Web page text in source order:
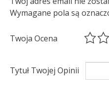
Wymagane pola są
Twoja Ocena
Tytuł Twojej Opinii